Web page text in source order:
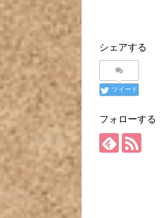
シェアする
ツイート
フォローする